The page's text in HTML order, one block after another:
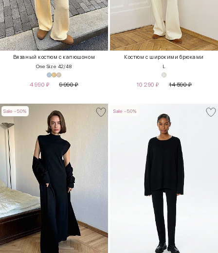
Вязаный костюм с капюшоном
One Size 42/48
4 990 ₽ 9 990₽
Костюм с широкими брюками
L
10 290 ₽ 14 590₽
Sale -50% Sale -50%